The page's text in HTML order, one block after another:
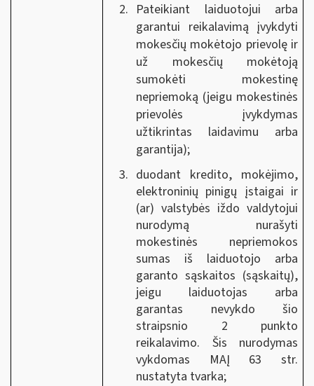
Pateikiant laiduotojui arba
garantui reikalavimą įvykdyti
mokesčių mokėtojo prievolę ir
už mokesčių mokėtoją
sumokėti mokestinę
nepriemoką (jeigu mokestinės
prievolės įvykdymas
užtikrintas laidavimu arba
garantija);
duodant kredito, mokėjimo,
elektroninių pinigų įstaigai ir
(ar) valstybės iždo valdytojui
nurodymą nurašyti
mokestinės nepriemokos
sumas iš laiduotojo arba
garanto sąskaitos (sąskaitų),
jeigu laiduotojas arba
garantas nevykdo šio
straipsnio 2 punkto
reikalavimo. Šis nurodymas
vykdomas MAĮ 63 str.
nustatyta tvarka;